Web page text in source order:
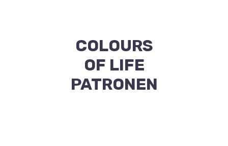
COLOURS
OF LIFE
PATRONEN